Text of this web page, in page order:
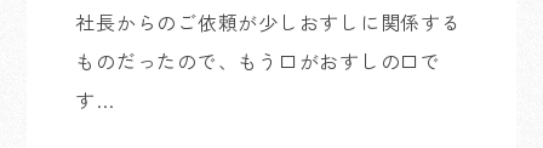
社長からのご依頼が少しおすしに関係する
ものだったので、もう口がおすしの口で
す…